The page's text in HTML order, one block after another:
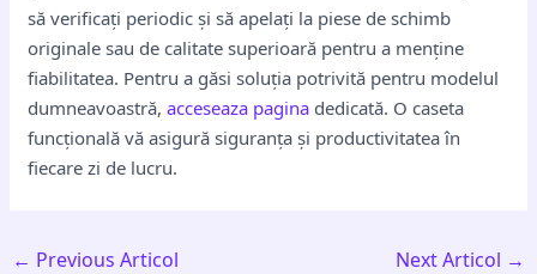
să verificați periodic și să apelați la piese de schimb
originale sau de calitate superioară pentru a menține
fiabilitatea. Pentru a găsi soluția potrivită pentru modelul
dumneavoastră,acceseaza pagina dedicată. O caseta
funcțională vă asigură siguranța și productivitatea în
fiecare zi de lucru.
← Previous Articol Next Articol →